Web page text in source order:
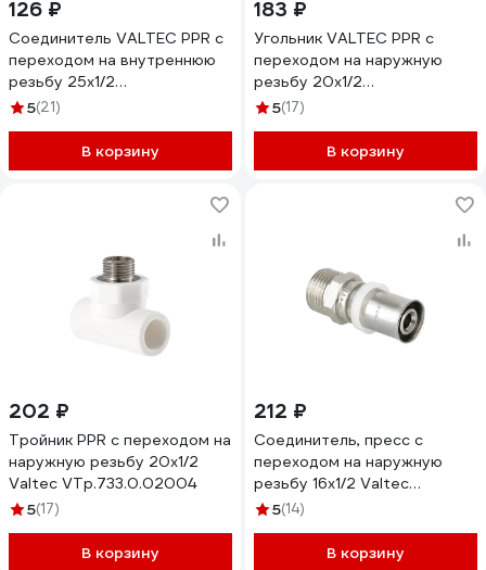
126 ₽
Соединитель VALTEC PPR с
переходом на внутреннюю
резьбу 25х1/2
VTp.702.0.02504
5(21)
В корзину
183 ₽
Угольник VALTEC PPR с
переходом на наружную
резьбу 20х1/2
VTp.753.0.02004
5(17)
В корзину
202 ₽
Тройник PPR с переходом на
наружную резьбу 20х1/2
Valtec VTp.733.0.02004
5(17)
В корзину
212 ₽
Соединитель, пресс с
переходом на наружную
резьбу 16х1/2 Valtec
VTm.201.N.001604
5(14)
В корзину